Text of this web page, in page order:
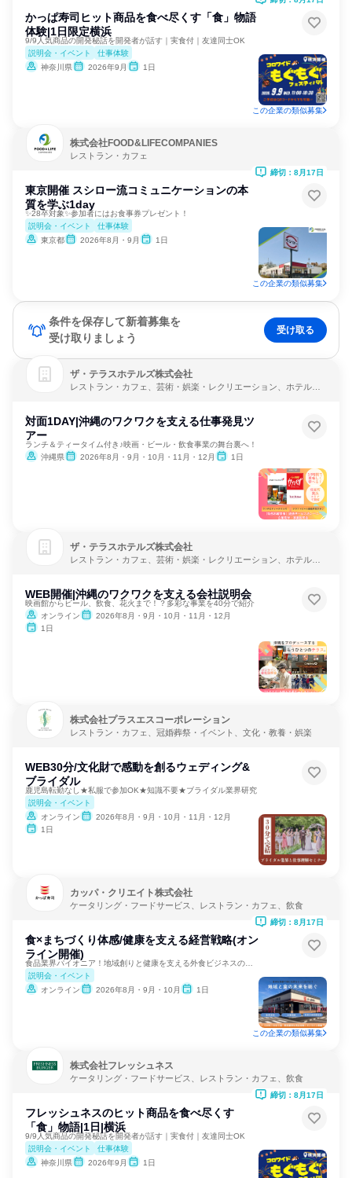
かっぱ寿司ヒット商品を食べ尽くす「食」物語
体験|1日限定横浜
9/9人気商品の開発秘話を開発者が話す｜実食付｜友達同士OK
説明会・イベント
仕事体験
神奈川県
2026年9月 1日
この企業の類似募集
株式会社FOOD&LIFECOMPANIES
レストラン・カフェ
東京開催 スシロー流コミュニケーションの本
質を学ぶ1day
✨28卒対象✨参加者にはお食事券プレゼント！
説明会・イベント
仕事体験
東京都
2026年8月・9月 1日
締切：8月17日
この企業の類似募集
条件を保存して新着募集を
受け取りましょう
受け取る
ザ・テラスホテルズ株式会社
レストラン・カフェ、芸術・娯楽・レクリエーション、ホテル・
対面1DAY|沖縄のワクワクを支える仕事発見ツ
アー
ランチ＆ティータイム付き♪映画・ビール・飲食事業の舞台裏へ！
沖縄県
2026年8月・9月・10月・11月・12月 1日
ザ・テラスホテルズ株式会社
レストラン・カフェ、芸術・娯楽・レクリエーション、ホテル・
WEB開催|沖縄のワクワクを支える会社説明会
映画館からビール、飲食、花火まで！？多彩な事業を40分で紹介
オンライン
2026年8月・9月・10月・11月・12月
1日
株式会社プラスエスコーポレーション
レストラン・カフェ、冠婚葬祭・イベント、文化・教養・娯楽
WEB30分/文化財で感動を創るウェディング&
ブライダル
鹿児島転勤なし★私服で参加OK★知識不要★ブライダル業界研究
説明会・イベント
オンライン
2026年8月・9月・10月・11月・12月
1日
カッパ・クリエイト株式会社
ケータリング・フードサービス、レストラン・カフェ、飲食
食×まちづくり体感/健康を支える経営戦略(オン
ライン開催)
説明会・イベント
オンライン
2026年8月・9月・10月 1日
締切：8月17日
この企業の類似募集
株式会社フレッシュネス
ケータリング・フードサービス、レストラン・カフェ、飲食
フレッシュネスのヒット商品を食べ尽くす
「食」物語|1日|横浜
9/9人気商品の開発秘話を開発者が話す｜実食付｜友達同士OK
説明会・イベント
仕事体験
神奈川県
2026年9月 1日
締切：8月17日